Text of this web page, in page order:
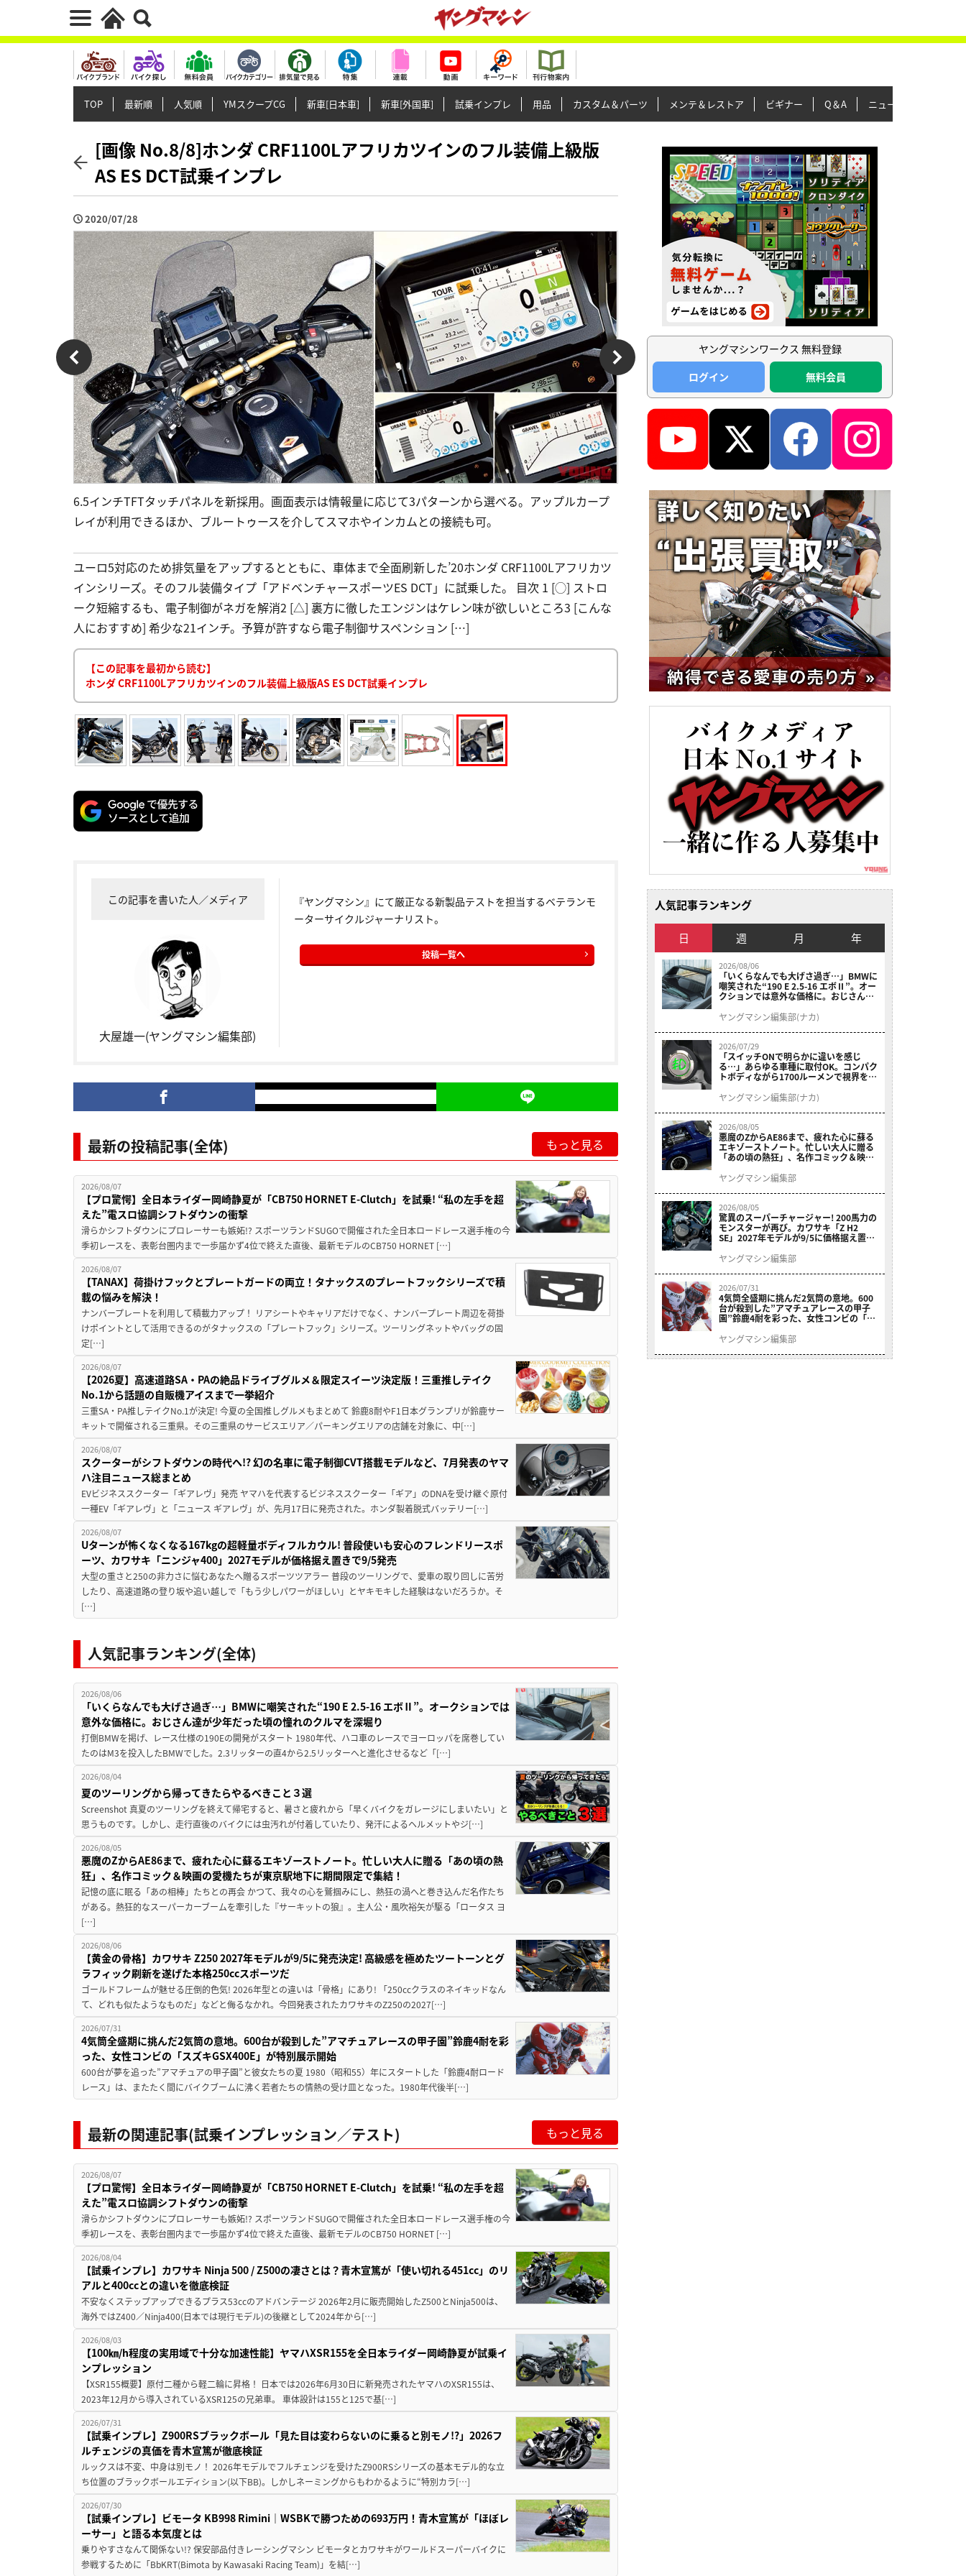
TOP 最新順 人気順 YMスクープCG 新車[日本車] 新車[外国車] 試乗インプレ 用品 カスタム＆パーツ メンテ＆レストア ビギナー Q＆A ニュース＆トピックス
[画像 No.8/8]ホンダ CRF1100Lアフリカツインのフル装備上級版
AS ES DCT試乗インプレ
2020/07/28
6.5インチTFTタッチパネルを新採用。画面表示は情報量に応じて3パターンから選べる。アップルカープ
レイが利用できるほか、ブルートゥースを介してスマホやインカムとの接続も可。
ユーロ5対応のため排気量をアップするとともに、車体まで全面刷新した’20ホンダ CRF1100Lアフリカツ
インシリーズ。そのフル装備タイプ「アドベンチャースポーツES DCT」に試乗した。 目次 1 [◯] ストロ
ーク短縮するも、電子制御がネガを解消2 [△] 裏方に徹したエンジンはケレン味が欲しいところ3 [こんな
人におすすめ] 希少な21インチ。予算が許すなら電子制御サスペンション […]
【この記事を最初から読む】
ホンダ CRF1100Lアフリカツインのフル装備上級版AS ES DCT試乗インプレ
この記事を書いた人／メディア
大屋雄一(ヤングマシン編集部)
『ヤングマシン』にて厳正なる新製品テストを担当するベテランモ
ーターサイクルジャーナリスト。
投稿一覧へ
最新の投稿記事(全体) もっと見る
2026/08/07
【プロ驚愕】全日本ライダー岡崎静夏が「CB750 HORNET E-Clutch」を試乗! “私の左手を超
えた”電スロ協調シフトダウンの衝撃
滑らかシフトダウンにプロレーサーも嫉妬!? スポーツランドSUGOで開催された全日本ロードレース選手権の今
季初レースを、表彰台圏内まで一歩届かず4位で終えた直後、最新モデルのCB750 HORNET […]
2026/08/07
【TANAX】荷掛けフックとプレートガードの両立！タナックスのプレートフックシリーズで積
載の悩みを解決！
ナンバープレートを利用して積載力アップ！ リアシートやキャリアだけでなく、ナンバープレート周辺を荷掛
けポイントとして活用できるのがタナックスの「プレートフック」シリーズ。ツーリングネットやバッグの固
定[…]
2026/08/07
【2026夏】高速道路SA・PAの絶品ドライブグルメ＆限定スイーツ決定版！三重推しテイク
No.1から話題の自販機アイスまで一挙紹介
三重SA・PA推しテイクNo.1が決定! 今夏の全国推しグルメもまとめて 鈴鹿8耐やF1日本グランプリが鈴鹿サー
キットで開催される三重県。その三重県のサービスエリア／パーキングエリアの店舗を対象に、中[…]
2026/08/07
スクーターがシフトダウンの時代へ!? 幻の名車に電子制御CVT搭載モデルなど、7月発表のヤマ
ハ注目ニュース総まとめ
EVビジネススクーター「ギアレヴ」発売 ヤマハを代表するビジネススクーター「ギア」のDNAを受け継ぐ原付
一種EV「ギアレヴ」と「ニュース ギアレヴ」が、先月17日に発売された。ホンダ製着脱式バッテリー[…]
2026/08/07
Uターンが怖くなくなる167kgの超軽量ボディフルカウル! 普段使いも安心のフレンドリースポ
ーツ、カワサキ「ニンジャ400」2027モデルが価格据え置きで9/5発売
大型の重さと250の非力さに悩むあなたへ贈るスポーツツアラー 普段のツーリングで、愛車の取り回しに苦労
したり、高速道路の登り坂や追い越しで「もう少しパワーがほしい」とヤキモキした経験はないだろうか。そ
[…]
人気記事ランキング(全体)
2026/08/06
「いくらなんでも大げさ過ぎ…」BMWに嘲笑された“190 E 2.5-16 エボⅡ”。オークションでは
意外な価格に。おじさん達が少年だった頃の憧れのクルマを深堀り
打倒BMWを掲げ、レース仕様の190Eの開発がスタート 1980年代、ハコ車のレースでヨーロッパを席巻してい
たのはM3を投入したBMWでした。2.3リッターの直4から2.5リッターへと進化させるなど「[…]
2026/08/04
夏のツーリングから帰ってきたらやるべきこと３選
Screenshot 真夏のツーリングを終えて帰宅すると、暑さと疲れから「早くバイクをガレージにしまいたい」と
思うものです。しかし、走行直後のバイクには虫汚れが付着していたり、発汗によるヘルメットやジ[…]
2026/08/05
悪魔のZからAE86まで、疲れた心に蘇るエキゾーストノート。忙しい大人に贈る「あの頃の熱
狂」、名作コミック＆映画の愛機たちが東京駅地下に期間限定で集結！
記憶の底に眠る「あの相棒」たちとの再会 かつて、我々の心を鷲掴みにし、熱狂の渦へと巻き込んだ名作たち
がある。熱狂的なスーパーカーブームを牽引した『サーキットの狼』。主人公・風吹裕矢が駆る「ロータス ヨ
[…]
2026/08/06
【黄金の骨格】カワサキ Z250 2027年モデルが9/5に発売決定! 高級感を極めたツートーンとグ
ラフィック刷新を遂げた本格250ccスポーツだ
ゴールドフレームが魅せる圧倒的色気! 2026年型との違いは「骨格」にあり! 「250ccクラスのネイキッドなん
て、どれも似たようなものだ」などと侮るなかれ。今回発表されたカワサキのZ250の2027[…]
2026/07/31
4気筒全盛期に挑んだ2気筒の意地。600台が殺到した”アマチュアレースの甲子園”鈴鹿4耐を彩
った、女性コンビの「スズキGSX400E」が特別展示開始
600台が夢を追った”アマチュアの甲子園”と彼女たちの夏 1980（昭和55）年にスタートした「鈴鹿4耐ロード
レース」は、またたく間にバイクブームに沸く若者たちの情熱の受け皿となった。1980年代後半[…]
最新の関連記事(試乗インプレッション／テスト) もっと見る
2026/08/07
【プロ驚愕】全日本ライダー岡崎静夏が「CB750 HORNET E-Clutch」を試乗! “私の左手を超
えた”電スロ協調シフトダウンの衝撃
滑らかシフトダウンにプロレーサーも嫉妬!? スポーツランドSUGOで開催された全日本ロードレース選手権の今
季初レースを、表彰台圏内まで一歩届かず4位で終えた直後、最新モデルのCB750 HORNET […]
2026/08/04
【試乗インプレ】カワサキ Ninja 500 / Z500の凄さとは？青木宣篤が「使い切れる451cc」のリ
アルと400ccとの違いを徹底検証
不安なくステップアップできるプラス53ccのアドバンテージ 2026年2月に販売開始したZ500とNinja500は、
海外ではZ400／Ninja400(日本では現行モデル)の後継として2024年から[…]
2026/08/03
【100㎞/h程度の実用域で十分な加速性能】ヤマハXSR155を全日本ライダー岡崎静夏が試乗イ
ンプレッション
【XSR155概要】原付二種から軽二輪に昇格！ 日本では2026年6月30日に新発売されたヤマハのXSR155は、
2023年12月から導入されているXSR125の兄弟車。 車体設計は155と125で基[…]
2026/07/31
【試乗インプレ】Z900RSブラックボール「見た目は変わらないのに乗ると別モノ!?」2026フ
ルチェンジの真価を青木宣篤が徹底検証
ルックスは不変、中身は別モノ！ 2026年モデルでフルチェンジを受けたZ900RSシリーズの基本モデル的な立
ち位置のブラックボールエディション(以下BB)。しかしネーミングからもわかるように“特別カラ[…]
2026/07/30
【試乗インプレ】ビモータ KB998 Rimini｜WSBKで勝つための693万円！青木宣篤が「ほぼレ
ーサー」と語る本気度とは
乗りやすさなんて関係ない!? 保安部品付きレーシングマシン ビモータとカワサキがワールドスーパーバイクに
参戦するために「BbKRT(Bimota by Kawasaki Racing Team)」を結[…]
ヤングマシンワークス 無料登録
ログイン
無料会員
人気記事ランキング
日 週 月 年
2026/08/06
「いくらなんでも大げさ過ぎ…」BMWに
嘲笑された“190 E 2.5-16 エボⅡ”。オー
クションでは意外な価格に。おじさん達
ヤングマシン編集部(ナカ)
2026/07/29
「スイッチONで明らかに違いを感じ
る…」あらゆる車種に取付OK。コンパク
トボディながら1700ルーメンで視界を確
ニット プレシャスレイ スモール］
ヤングマシン編集部(ナカ)
2026/08/05
悪魔のZからAE86まで、疲れた心に蘇る
エキゾーストノート。忙しい大人に贈る
「あの頃の熱狂」、名作コミック＆映画
結！
ヤングマシン編集部
2026/08/05
驚異のスーパーチャージャー! 200馬力の
モンスターが再び。カワサキ「Z H2
SE」2027年モデルが9/5に価格据え置き
ヤングマシン編集部
2026/07/31
4気筒全盛期に挑んだ2気筒の意地。600
台が殺到した”アマチュアレースの甲子
園”鈴鹿4耐を彩った、女性コンビの「ス
ヤングマシン編集部